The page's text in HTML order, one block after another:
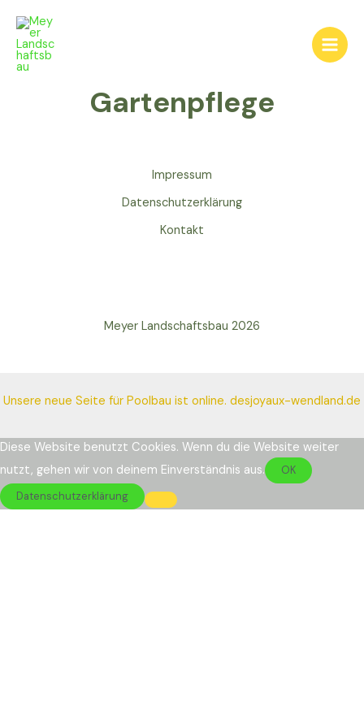
Inhalt
springen
Gartenpflege
Impressum
Datenschutzerklärung
Kontakt
Meyer Landschaftsbau 2026
Unsere neue Seite für Poolbau ist online. desjoyaux-wendland.de
Diese Website benutzt Cookies. Wenn du die Website weiter
nutzt, gehen wir von deinem Einverständnis aus.
OK
Datenschutzerklärung